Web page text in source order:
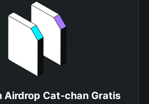
Airdrop Cat-chan Gratis